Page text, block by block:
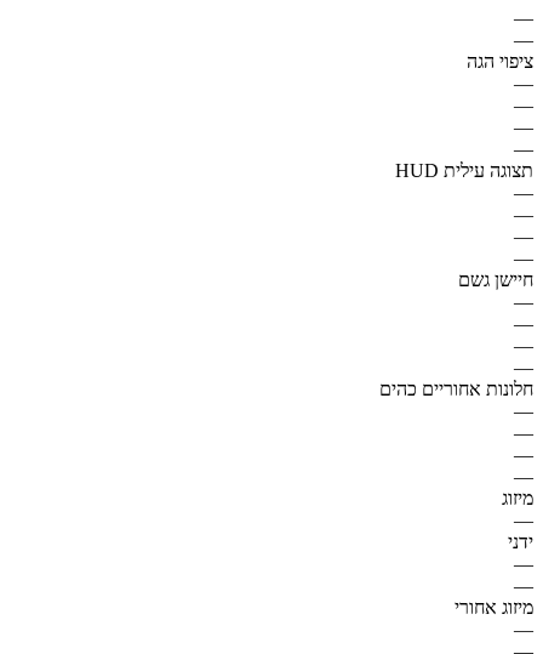
—
—
ציפוי הגה
—
—
—
—
תצוגה עילית HUD
—
—
—
—
חיישן גשם
—
—
—
—
חלונות אחוריים כהים
—
—
—
—
מיזוג
—
ידני
—
—
מיזוג אחורי
—